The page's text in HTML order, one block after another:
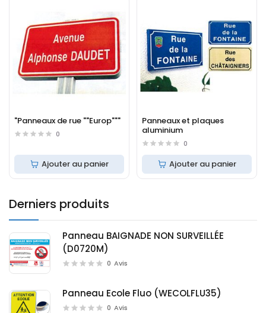
Derniers produits
Panneau BAIGNADE NON SURVEILLÉE
(D0720M)
0 Avis
Panneau Ecole Fluo (WECOLFLU35)
0 Avis
"Panneaux de rue ""Europ"""
0
Ajouter au panier
Panneaux et plaques
aluminium
0
Ajouter au panier